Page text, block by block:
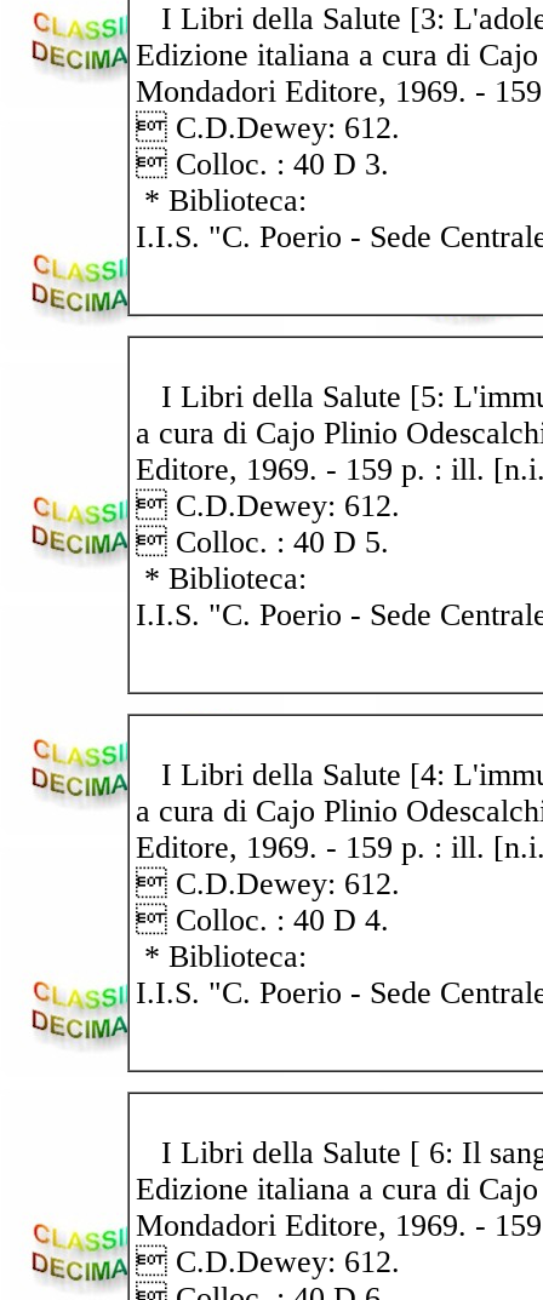
I Libri della Salute [3:
Edizione italiana a cura di
Mondadori Editore, 1969. -
 C.D.Dewey: 612.
 Colloc. : 40 D 3.
* Biblioteca:
I.I.S. "C. Poerio - Sede
I Libri della Salute [5:
a cura di Cajo Plinio
Editore, 1969. - 159 p. : ill.
 C.D.Dewey: 612.
 Colloc. : 40 D 5.
* Biblioteca:
I.I.S. "C. Poerio - Sede
I Libri della Salute [4:
a cura di Cajo Plinio
Editore, 1969. - 159 p. : ill.
 C.D.Dewey: 612.
 Colloc. : 40 D 4.
* Biblioteca:
I.I.S. "C. Poerio - Sede
I Libri della Salute [ 6: Il
Edizione italiana a cura di
Mondadori Editore, 1969. -
 C.D.Dewey: 612.